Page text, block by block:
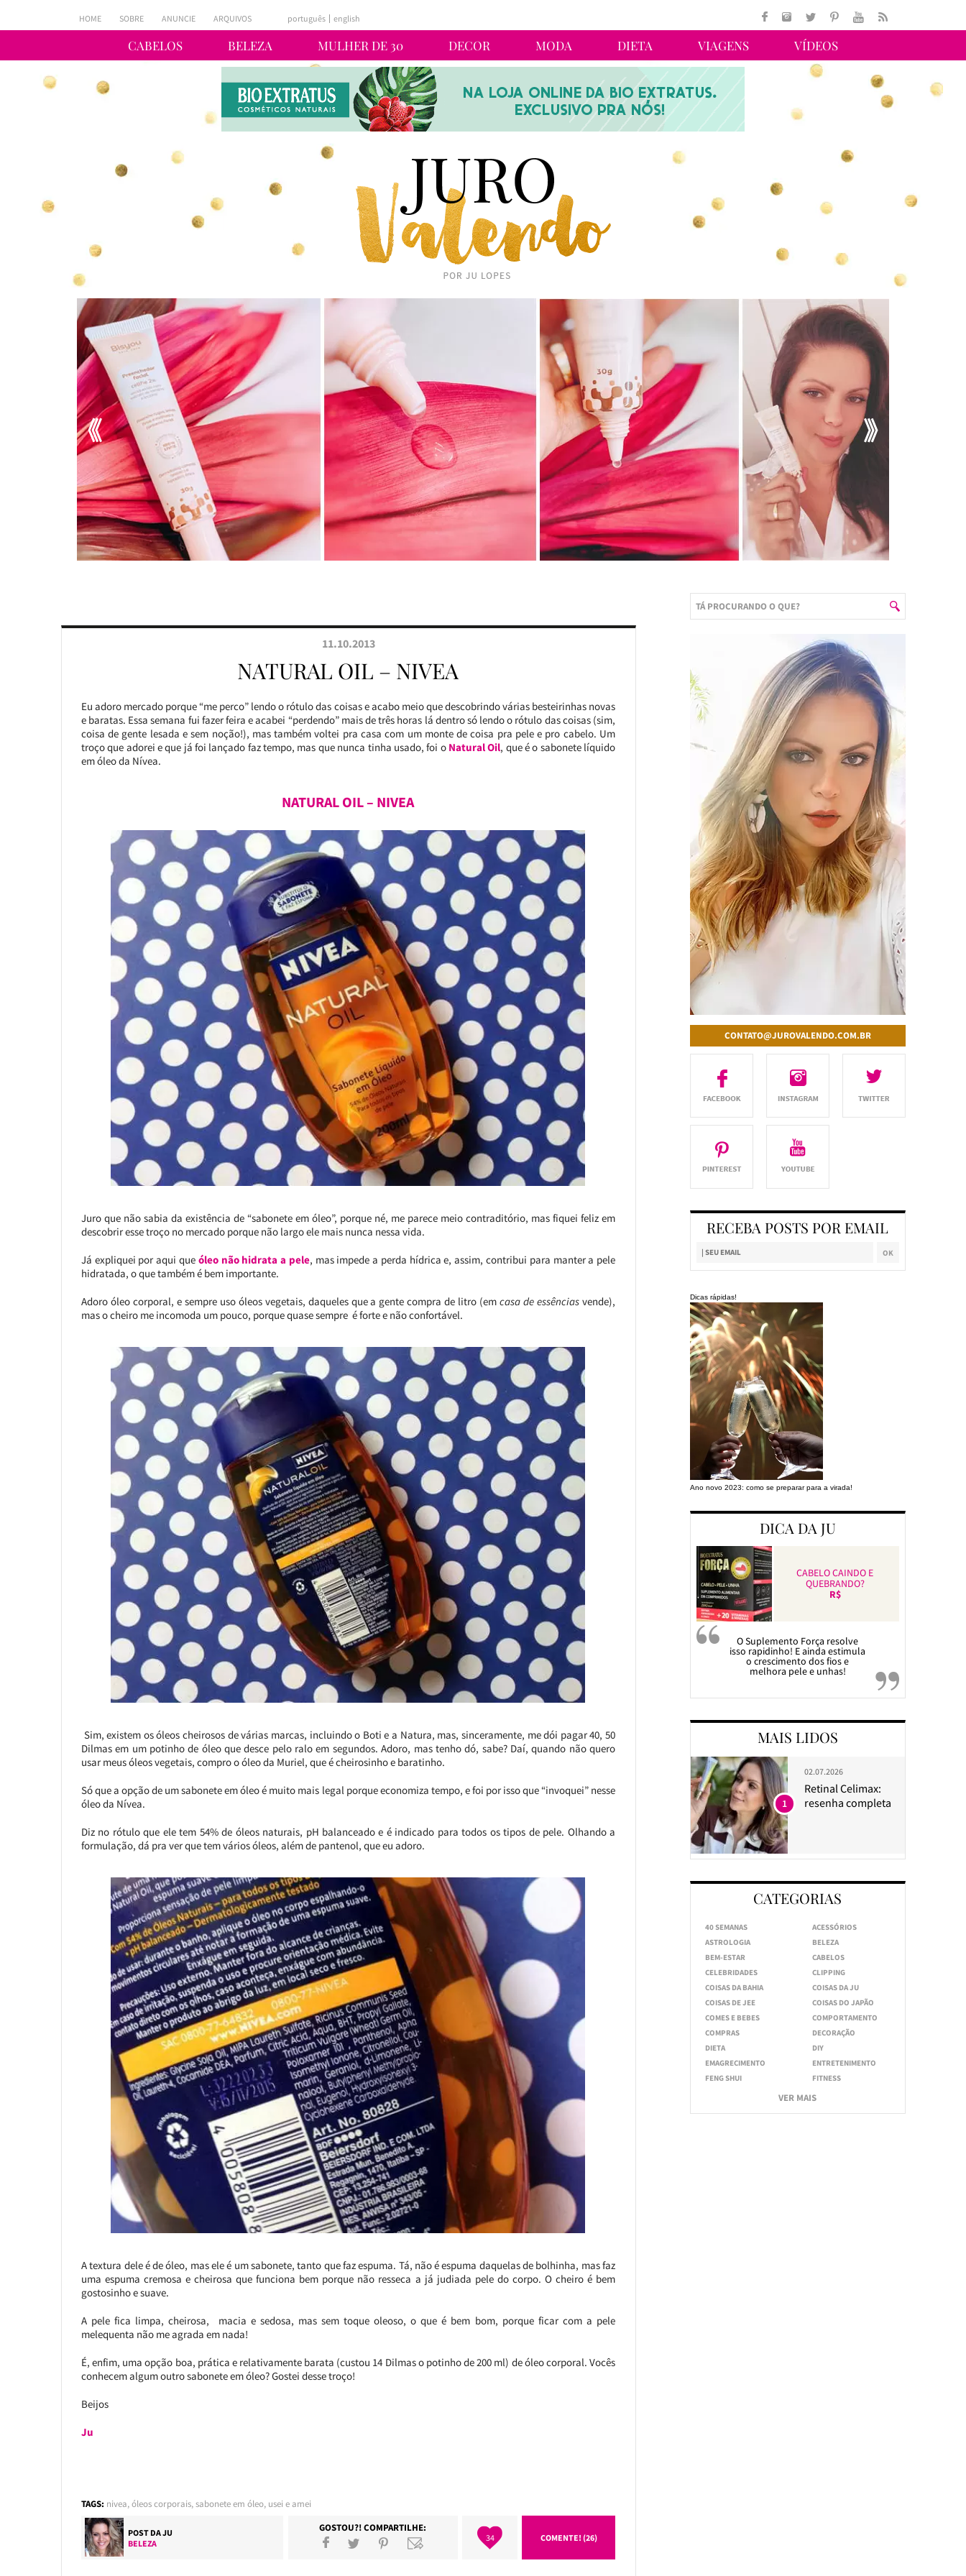
CABELOS BELEZA MULHER DE 30 DECOR MODA DIETA VIAGENS VÍDEOS
HOME SOBRE ANUNCIE ARQUIVOS português english
11.10.2013
NATURAL OIL – NIVEA
Eu adoro mercado porque “me perco” lendo o rótulo das coisas e acabo meio que descobrindo várias besteirinhas novas
e baratas. Essa semana fui fazer feira e acabei “perdendo” mais de três horas lá dentro só lendo o rótulo das coisas (sim,
coisa de gente lesada e sem noção!), mas também voltei pra casa com um monte de coisa pra pele e pro cabelo. Um
troço que adorei e que já foi lançado faz tempo, mas que nunca tinha usado, foi o Natural Oil, que é o sabonete líquido
em óleo da Nívea.
NATURAL OIL – NIVEA
Juro que não sabia da existência de “sabonete em óleo”, porque né, me parece meio contraditório, mas fiquei feliz em
descobrir esse troço no mercado porque não largo ele mais nunca nessa vida.
Já expliquei por aqui que óleo não hidrata a pele, mas impede a perda hídrica e, assim, contribui para manter a pele
hidratada, o que também é bem importante.
Adoro óleo corporal, e sempre uso óleos vegetais, daqueles que a gente compra de litro (emcasa de essências vende),
mas o cheiro me incomoda um pouco, porque quase sempre é forte e não confortável.
Sim, existem os óleos cheirosos de várias marcas, incluindo o Boti e a Natura, mas, sinceramente, me dói pagar 40, 50
Dilmas em um potinho de óleo que desce pelo ralo em segundos. Adoro, mas tenho dó, sabe? Daí, quando não quero
usar meus óleos vegetais, compro o óleo da Muriel, que é cheirosinho e baratinho.
Só que a opção de um sabonete em óleo é muito mais legal porque economiza tempo, e foi por isso que “invoquei” nesse
óleo da Nívea.
Diz no rótulo que ele tem 54% de óleos naturais, pH balanceado e é indicado para todos os tipos de pele. Olhando a
formulação, dá pra ver que tem vários óleos, além de pantenol, que eu adoro.
A textura dele é de óleo, mas ele é um sabonete, tanto que faz espuma. Tá, não é espuma daquelas de bolhinha, mas faz
uma espuma cremosa e cheirosa que funciona bem porque não resseca a já judiada pele do corpo. O cheiro é bem
gostosinho e suave.
A pele fica limpa, cheirosa, macia e sedosa, mas sem toque oleoso, o que é bem bom, porque ficar com a pele
melequenta não me agrada em nada!
É, enfim, uma opção boa, prática e relativamente barata (custou 14 Dilmas o potinho de 200 ml) de óleo corporal. Vocês
conhecem algum outro sabonete em óleo? Gostei desse troço!
Beijos
Ju
TAGS: nivea,óleos corporais,sabonete em óleo, usei e amei
POST DAJU
BELEZA
GOSTOU?! COMPARTILHE:
34 COMENTE! (26)
CONTATO@JUROVALENDO.COM.BR
RECEBA POSTS POR EMAIL
Dicas rápidas!
Ano novo 2023: como se preparar para a virada!
DICA DA JU
CABELO CAINDO E
QUEBRANDO?
R$
O Suplemento Força resolve
isso rapidinho! E ainda estimula
o crescimento dos fios e
melhora pele e unhas!
MAIS LIDOS
02.07.2026
Retinal Celimax:
resenha completa
1
CATEGORIAS
40 SEMANAS
ACESSÓRIOS
ASTROLOGIA
BELEZA
BEM-ESTAR
CABELOS
CELEBRIDADES
CLIPPING
COISAS DA BAHIA
COISAS DA JU
COISAS DE JEE
COISAS DO JAPÃO
COMES E BEBES
COMPORTAMENTO
COMPRAS
DECORAÇÃO
DIETA
DIY
EMAGRECIMENTO
ENTRETENIMENTO
FENG SHUI
FITNESS
VER MAIS